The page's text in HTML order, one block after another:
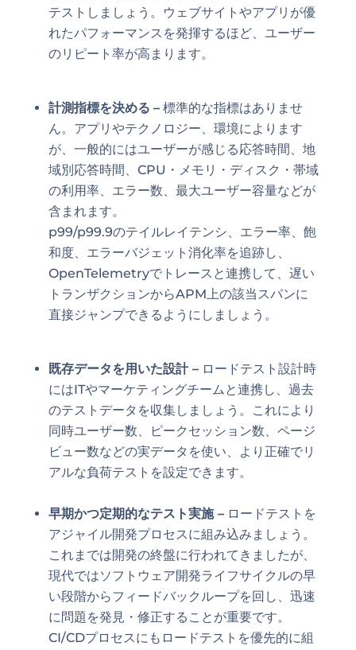
テストしましょう。ウェブサイトやアプリが優
れたパフォーマンスを発揮するほど、ユーザー
のリピート率が高まります。
計測指標を決める –標準的な指標はありませ
ん。アプリやテクノロジー、環境によります
が、一般的にはユーザーが感じる応答時間、地
域別応答時間、CPU・メモリ・ディスク・帯域
の利用率、エラー数、最大ユーザー容量などが
含まれます。
p99/p99.9のテイルレイテンシ、エラー率、飽
和度、エラーバジェット消化率を追跡し、
OpenTelemetryでトレースと連携して、遅い
トランザクションからAPM上の該当スパンに
直接ジャンプできるようにしましょう。
既存データを用いた設計 –ロードテスト設計時
にはITやマーケティングチームと連携し、過去
のテストデータを収集しましょう。これにより
同時ユーザー数、ピークセッション数、ページ
ビュー数などの実データを使い、より正確でリ
アルな負荷テストを設定できます。
早期かつ定期的なテスト実施 –ロードテストを
アジャイル開発プロセスに組み込みましょう。
これまでは開発の終盤に行われてきましたが、
現代ではソフトウェア開発ライフサイクルの早
い段階からフィードバックループを回し、迅速
に問題を発見・修正することが重要です。
CI/CDプロセスにもロードテストを優先的に組